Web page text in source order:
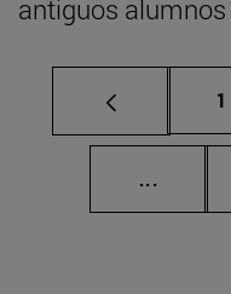
antiguos alumnos
1
...